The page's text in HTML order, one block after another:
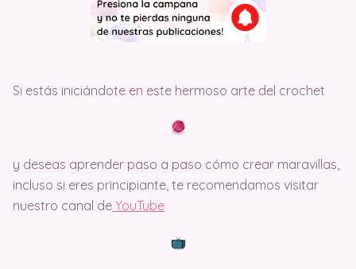
Si estás iniciándote en este hermoso arte del crochet
y deseas aprender paso a paso cómo crear maravillas,
incluso si eres principiante, te recomendamos visitar
nuestro canal de YouTube